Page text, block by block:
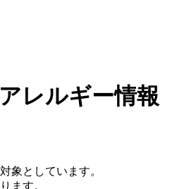
レルギー情報
象としています。
ます。